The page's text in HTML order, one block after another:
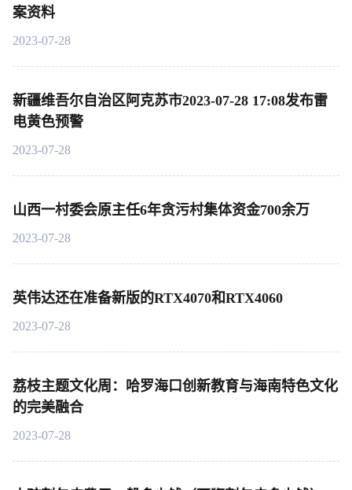
案资料
2023-07-28
新疆维吾尔自治区阿克苏市2023-07-28 17:08发布雷
电黄色预警
2023-07-28
山西一村委会原主任6年贪污村集体资金700余万
2023-07-28
英伟达还在准备新版的RTX4070和RTX4060
2023-07-28
荔枝主题文化周：哈罗海口创新教育与海南特色文化
的完美融合
2023-07-28